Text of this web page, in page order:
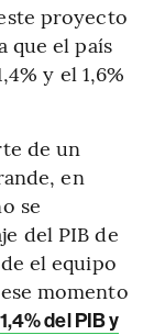
proyecto
que el país
y el 1,6%
de un
en
se
del PIB de
el equipo
momento
del PIB y